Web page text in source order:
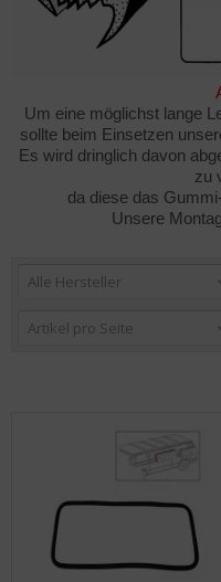
Um eine möglichst lange
sollte beim Einsetzen
Es wird dringlich davon
zu
da diese das
Unsere
Alle Hersteller
Artikel pro Seite